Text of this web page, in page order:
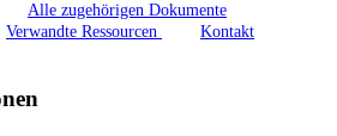
Alle zugehörigen Dokumente
Verwandte Ressourcen Kontakt